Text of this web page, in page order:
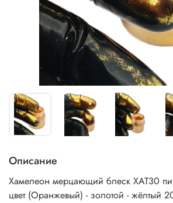
Описание
Хамелеон мерцающий блеск ХАТ30
цвет (Оранжевый) - золотой - жёлтый